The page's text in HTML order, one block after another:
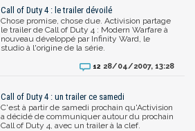
Call of Duty 4 : le trailer dévoilé
Chose promise, chose due. Activision partage
le trailer de Call of Duty 4 : Modern Warfare à
nouveau développé par Infinity Ward, le
studio à l'origine de la série.
12 28/04/2007, 13:28
Call of Duty 4 : un trailer ce samedi
C'est à partir de samedi prochain qu'Activision
a décidé de communiquer autour du prochain
Call of Duty 4, avec un trailer à la clef.